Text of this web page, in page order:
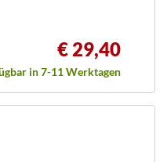
€ 29,40
in 7-11 Werktagen